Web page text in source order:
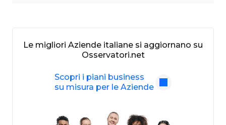
Le migliori Aziende italiane si aggiornano su
Osservatori.net
Scopri i piani business
su misura per le Aziende